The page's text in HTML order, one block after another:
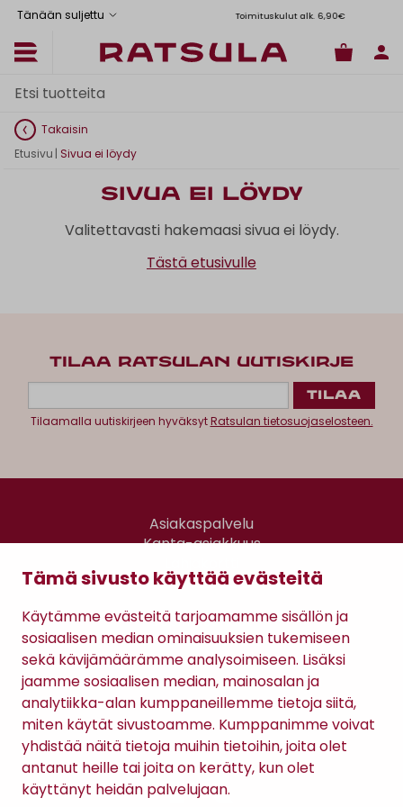
Tämä sivusto käyttää evästeitä
Käytämme evästeitä tarjoamamme sisällön ja
sosiaalisen median ominaisuuksien tukemiseen
sekä kävijämäärämme analysoimiseen. Lisäksi
jaamme sosiaalisen median, mainosalan ja
analytiikka-alan kumppaneillemme tietoja siitä,
miten käytät sivustoamme. Kumppanimme voivat
yhdistää näitä tietoja muihin tietoihin, joita olet
antanut heille tai joita on kerätty, kun olet
käyttänyt heidän palvelujaan.
Tänään suljettu Toimituskulut alk. 6,90€
Takaisin
Etusivu | Sivua ei löydy
Sivua ei löydy
Valitettavasti hakemaasi sivua ei löydy.
Tästä etusivulle
TILAA RATSULAN UUTISKIRJE
Tilaamalla uutiskirjeen hyväksytRatsulan tietosuojaselosteen.
Asiakaspalvelu
Kanta-asiakkuus
Gomee Ratsula Café
Sopimusehdot
Tietosuojaseloste
Maksutavat